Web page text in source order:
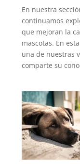
En nuestra
continuamos
que mejoran la
mascotas. En
una de nuestras
comparte su